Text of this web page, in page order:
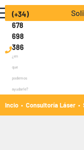
(+34)
678
698
386
¿en
que
podemos
ayudarle?
Incio · Consultoría Láser ·